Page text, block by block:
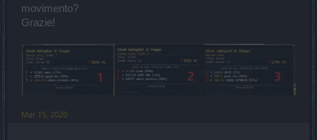
movimento?
Grazie!
Mar 15, 2020